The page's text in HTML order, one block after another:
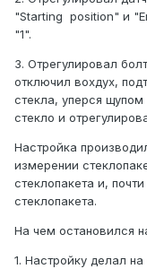
"Starting position" и
"1".
3. Отрегулировал
отключил вохдух,
стекла, уперся
стекло и
Настройка
измерении
стеклопакета и,
стеклопакета.
На чем остановился
1. Настройку делал